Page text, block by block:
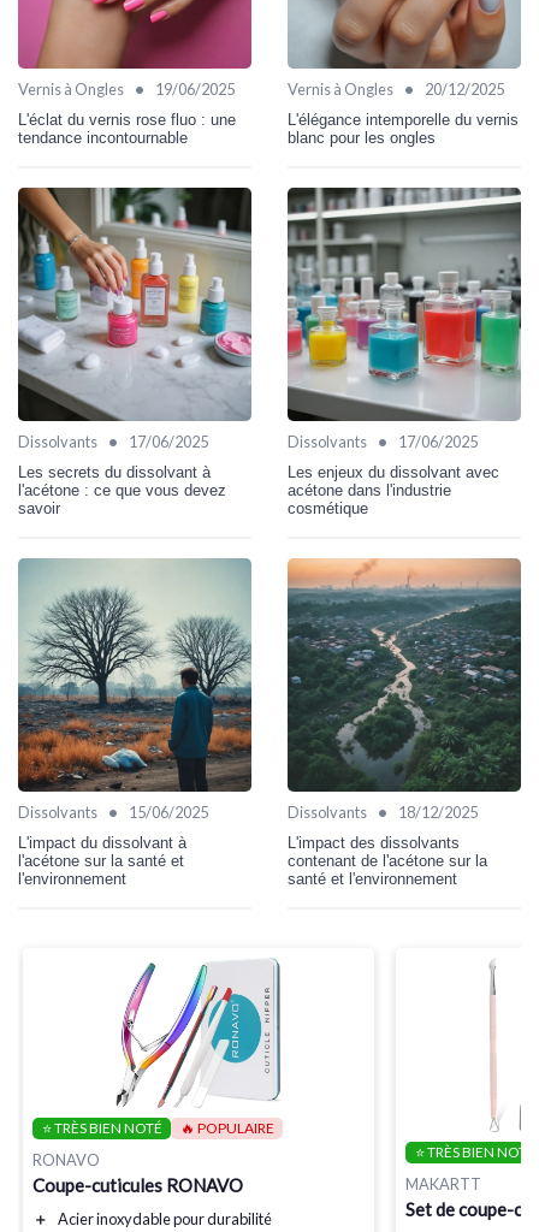
Vernis à Ongles • 19/06/2025
L'éclat du vernis rose fluo : une
tendance incontournable
Vernis à Ongles • 20/12/2025
L'élégance intemporelle du vernis
blanc pour les ongles
Dissolvants • 17/06/2025
Les secrets du dissolvant à
l'acétone : ce que vous devez
savoir
Dissolvants • 17/06/2025
Les enjeux du dissolvant avec
acétone dans l'industrie
cosmétique
Dissolvants • 15/06/2025
L'impact du dissolvant à
l'acétone sur la santé et
l'environnement
Dissolvants • 18/12/2025
L'impact des dissolvants
contenant de l'acétone sur la
santé et l'environnement
⭐ TRÈS BIEN NOTÉ 🔥 POPULAIRE
RONAVO
Coupe-cuticules RONAVO
＋ Acier inoxydablepour durabilité
⭐ TRÈS BIEN NOTÉ
MAKARTT
Set de coupe-